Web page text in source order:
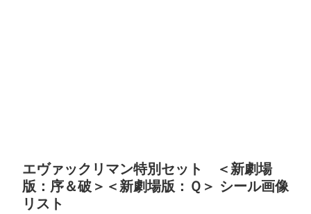
エヴァックリマン特別セット ＜新劇場
版：序＆破＞＜新劇場版：Ｑ＞ シール画像
リスト